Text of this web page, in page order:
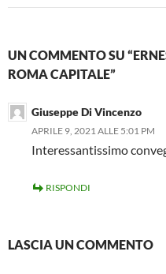
UN COMMENTO SU
ROMA CAPITALE”
Giuseppe Di Vincenzo
APRILE 9, 2021 ALLE 5:01 PM
Interessantissimo
RISPONDI
LASCIA UN COMMENTO